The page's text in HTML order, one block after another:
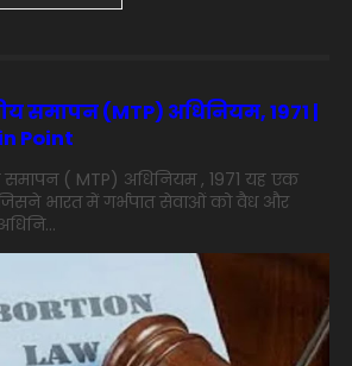
समापन (MTP) अधिनियम, 1971 |
Point
( MTP) अधिनियम , 1971 यह एक
भारत में गर्भपात सेवाओं को वैध और